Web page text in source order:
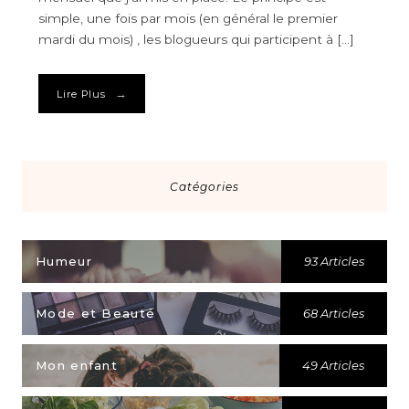
simple, une fois par mois (en général le premier
mardi du mois) , les blogueurs qui participent à […]
Lire Plus →
Catégories
Humeur 93 Articles
Mode et Beauté 68 Articles
Mon enfant 49 Articles